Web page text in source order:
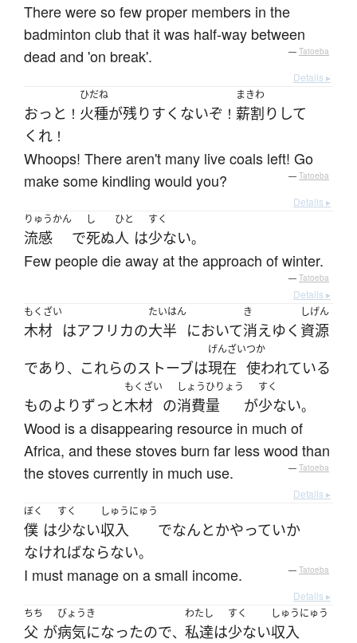
There were so few proper members in the
badminton club that it was half-way between
dead and 'on break'.
— Tatoeba
Details ▸
おっと ！
ひだね
火種が残りすくないぞ ！
まきわ
薪割り して
くれ ！
Whoops! There aren't many live coals left! Go
make some kindling would you?
— Tatoeba
Details ▸
りゅうかん
流感 で
し
死ぬ
ひと
人 は
すく
少ない。
Few people die away at the approach of winter.
— Tatoeba
Details ▸
もくざい
木材 はアフリカの
たいはん
大半 において
き
消えゆく
しげん
資源
であり、 これらのストーブは
げんざい
現在
つか
使われている
ものよりずっと
もくざい
木材 の
しょうひりょう
消費量 が
すく
少ない。
Wood is a disappearing resource in much of
Africa, and these stoves burn far less wood than
the stoves currently in much use.
— Tatoeba
Details ▸
ぼく
僕 は
すく
少ない
しゅうにゅう
収入 でなんとかやっていか
なければならない。
I must manage on a small income. — Tatoeba
Details ▸
ちち
父 が
びょうき
病気になったので、
わたし
私達は
すく
少ない
しゅうにゅう
収入